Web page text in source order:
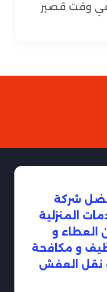
في وقت قصير
شركة
المنزلية
عام من العطاء و
و مكافحة
نقل العفش